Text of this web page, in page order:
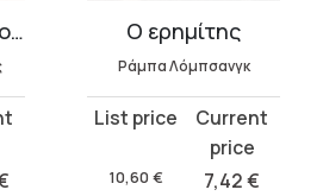
Ο δεύτερος κρίκος δύναμης Ο ερημίτης
Ράμπα Λόμπσανγκ
10,60 €
Original
was:
7,42€
Current